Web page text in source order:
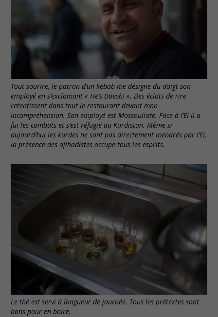
Tout sourire, le patron d’un kebab me désigne du doigt son
employé en s’exclamant « He’s Daesh! ». Des éclats de rire
retentissent dans tout le restaurant devant mon
incompréhension. Son employé est Mossouliote. Face à l’EI il a
fui les combats et s’est réfugié au Kurdistan. Même si
aujourd’hui les kurdes ne sont pas directement menacés par l’EI,
la présence des djihadistes occupe tous les esprits.
Le thé est servi à longueur de journée. Tous les prétextes sont
bons pour en boire.